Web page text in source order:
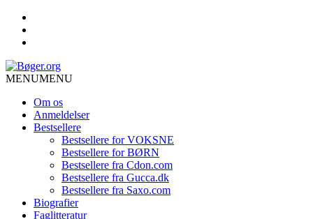
MENUMENU
Om os
Anmeldelser
Bestsellere
Bestsellere for VOKSNE
Bestsellere for BØRN
Bestsellere fra Cdon.com
Bestsellere fra Gucca.dk
Bestsellere fra Saxo.com
Biografier
Faglitteratur